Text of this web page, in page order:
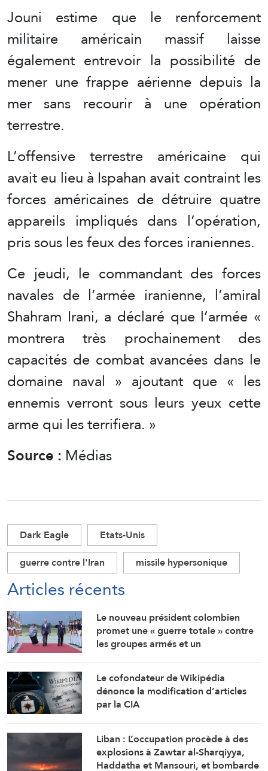
Jouni estime que le renforcement
militaire américain massif laisse
également entrevoir la possibilité de
mener une frappe aérienne depuis la
mer sans recourir à une opération
terrestre.
L’offensive terrestre américaine qui
avait eu lieu à Ispahan avait contraint les
forces américaines de détruire quatre
appareils impliqués dans l’opération,
pris sous les feux des forces iraniennes.
Ce jeudi, le commandant des forces
navales de l’armée iranienne, l’amiral
Shahram Irani, a déclaré que l’armée «
montrera très prochainement des
capacités de combat avancées dans le
domaine naval » ajoutant que « les
ennemis verront sous leurs yeux cette
arme qui les terrifiera. »
Source : Médias
Dark Eagle
Etats-Unis
guerre contre l'Iran
missile hypersonique
Articles récents
Le nouveau président colombien
promet une « guerre totale » contre
les groupes armés et un
Washington
Le cofondateur de Wikipédia
dénonce la modification d’articles
par la CIA
Liban : L’occupation procède à des
explosions à Zawtar al-Sharqiyya,
Haddatha et Mansouri, et bombarde